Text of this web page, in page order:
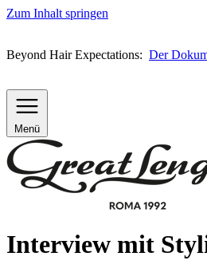
Zum Inhalt springen
Beyond Hair Expectations: Der
Menü
Interview mit